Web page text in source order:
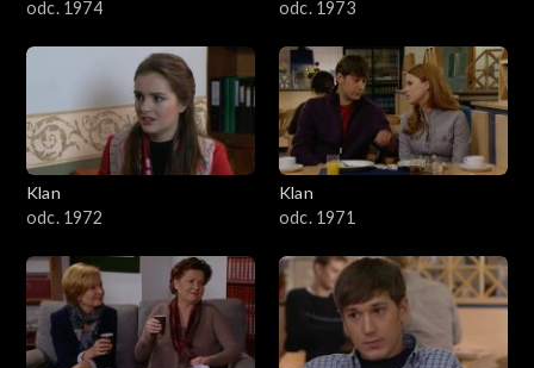
odc. 1974 odc. 1973
Klan
odc. 1972
Klan
odc. 1971